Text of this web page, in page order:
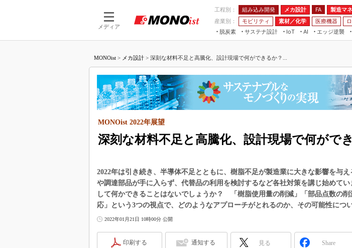
メディア
工程別： 組み込み開発 メカ設計 FA 製造マ
産業別：
モビリティ 素材／化学 医療機器
脱炭素
サステナ設計
IoT
つながる工場
つながるサービス
AI
AI×設備保全
Physical AI
エッジ逆襲
JIMTOF
組込み/エッジ コンピューティ
展＆IoT/5Gソリューション展
IIFES
国際ロボット展
TECHNO-FRONTIER
スマート工場EXPO
EdgeTech+
日本ものづくりワールド
産業オープンネット展
5G
フィールドサービス
組み込み画像技術
Windows Embedded
車載ソフト開発
ISO26262
デジタルツインとCAE
製造マネジメ
モビリティ
MONOist > メカ設計 > 深刻な材料不足と高騰化、設計現場で何ができるか？...
深刻な材料不足と高騰化、設計現場で何がで
MONOist 2022年展望
2022年は引き続き、半導体不足とともに、樹脂不足が製造業に大きな影響を与
や調達部品が手に入らず、代替品の利用を検討するなど各社対策を講じ始めてい
して何かできることはないでしょうか？ 「樹脂使用量の削減」「部品点数の削
応」という3つの視点で、どのようなアプローチがとれるのか、その可能性につ
2022年01月21日 10時00分 公開
印刷する 通知する 見る Share